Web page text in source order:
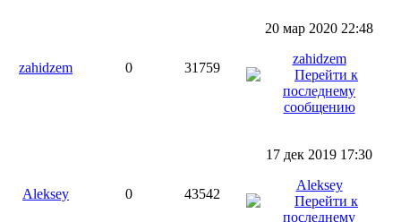
zahidzem 0 31759
20 мар 2020 22:48
zahidzem
Aleksey 0 43542
17 дек 2019 17:30
Aleksey